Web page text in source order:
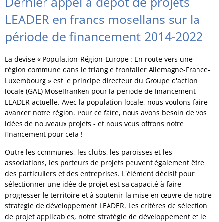
LEADER en francs mosellans sur la
période de financement 2014-2022
La devise « Population-Région-Europe : En route vers une
région commune dans le triangle frontalier Allemagne-France-
Luxembourg » est le principe directeur du Groupe d'action
locale (GAL) Moselfranken pour la période de financement
LEADER actuelle. Avec la population locale, nous voulons faire
avancer notre région. Pour ce faire, nous avons besoin de vos
idées de nouveaux projets - et nous vous offrons notre
financement pour cela !
Outre les communes, les clubs, les paroisses et les
associations, les porteurs de projets peuvent également être
des particuliers et des entreprises. L'élément décisif pour
sélectionner une idée de projet est sa capacité à faire
progresser le territoire et à soutenir la mise en œuvre de notre
stratégie de développement LEADER. Les critères de sélection
de projet applicables, notre stratégie de développement et le